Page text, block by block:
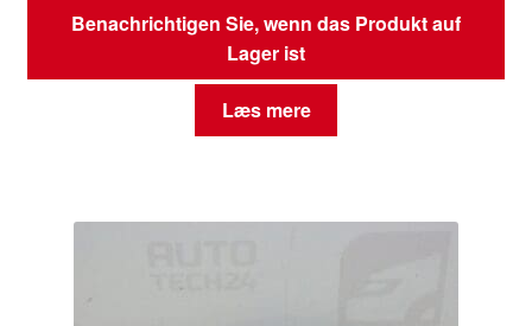
Benachrichtigen Sie, wenn das Produkt auf
Lager ist
Læs mere